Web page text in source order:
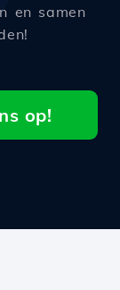
en samen
op!